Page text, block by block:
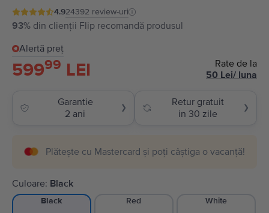
4.924392 review-uri
93% din clienții Flip recomandă produsul
Alertă preț
59999 LEI
Rate de la
50 Lei/ luna
Garantie
2 ani
❯
Retur gratuit
in 30 zile
❯
Plătește cu Mastercard și poți câștiga o vacanță!
Culoare: Black
Black Red White